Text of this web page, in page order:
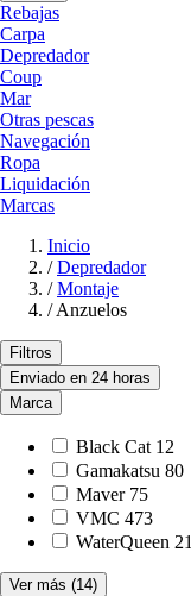
Rebajas
Carpa
Depredador
Coup
Mar
Otras pescas
Navegación
Ropa
Liquidación
Marcas
Inicio
/ Depredador
/ Montaje
/ Anzuelos
Filtros
Enviado en 24 horas
Marca
Black Cat 12
Gamakatsu 80
Maver 75
VMC 473
WaterQueen 21
Ver más (14)